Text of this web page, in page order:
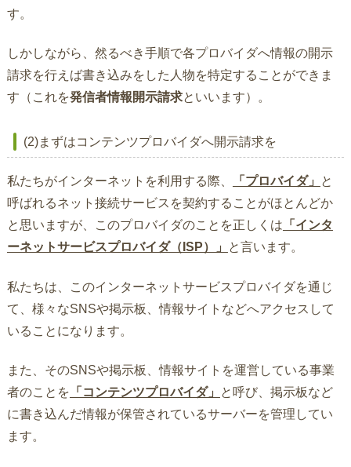
す。
しかしながら、然るべき手順で各プロバイダへ情報の開示
請求を行えば書き込みをした人物を特定することができま
す（これを発信者情報開示請求といいます）。
(2)まずはコンテンツプロバイダへ開示請求を
私たちがインターネットを利用する際、 「プロバイダ」
と
呼ばれるネット接続サービスを契約することがほとんどか
と思いますが、このプロバイダのことを正しくは 「インタ
ーネットサービスプロバイダ（ISP）」
と言います。
私たちは、このインターネットサービスプロバイダを通じ
て、様々なSNSや掲示板、情報サイトなどへアクセスして
いることになります。
また、そのSNSや掲示板、情報サイトを運営している事業
者のことを 「コンテンツプロバイダ」
と呼び、掲示板など
に書き込んだ情報が保管されているサーバーを管理してい
ます。